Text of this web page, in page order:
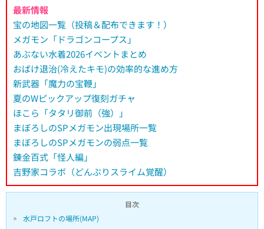
最新情報
宝の地図一覧（投稿＆配布できます！）
メガモン「ドラゴンコープス」
あぶない水着2026イベントまとめ
おばけ退治(冷えたキモ)の効率的な進め方
新武器「魔力の宝鞭」
夏のWピックアップ復刻ガチャ
ほこら「タタリ御前（強）」
まぼろしのSPメガモン出現場所一覧
まぼろしのSPメガモンの弱点一覧
錬金百式「怪人編」
吉野家コラボ（どんぶりスライム覚醒）
目次
水戸ロフトの場所(MAP)